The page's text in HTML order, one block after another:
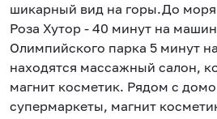
шикарный вид на горы.До
Роза Хутор - 40 минут на
Олимпийского парка 5 минут
находятся массажный салон,
магнит косметик. Рядом с
супермаркеты, магнит